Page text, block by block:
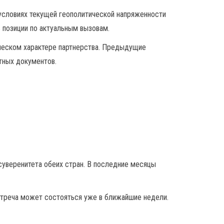
текущей геополитической напряженности
по актуальным вызовам.
характере партнерства. Предыдущие
документов.
обеих стран. В последние месяцы
может состояться уже в ближайшие недели.